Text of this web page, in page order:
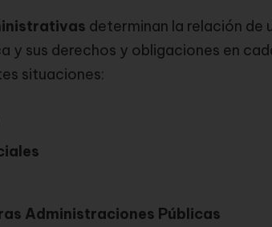
determinan la relación de
y sus derechos y obligaciones en
situaciones:
Administraciones Públicas